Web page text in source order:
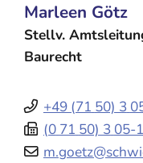
Marleen Götz
Stellv.
Baurecht
+49 (71 50) 3
(0 71 50) 3 05-1